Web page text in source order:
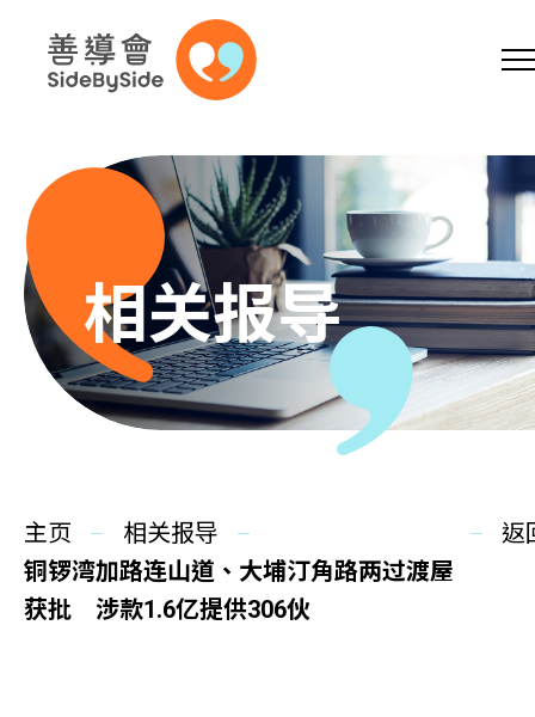
跳到内容（按回车键）
A A A EN
主页
同你讲故事
慈善活动
相关报导
主页
相关报导
铜锣湾加路连山道、大埔汀角路两过渡屋
获批 涉款1.6亿提供306伙
返